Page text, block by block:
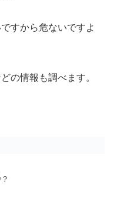
すから危ないですよ
の情報も調べます。